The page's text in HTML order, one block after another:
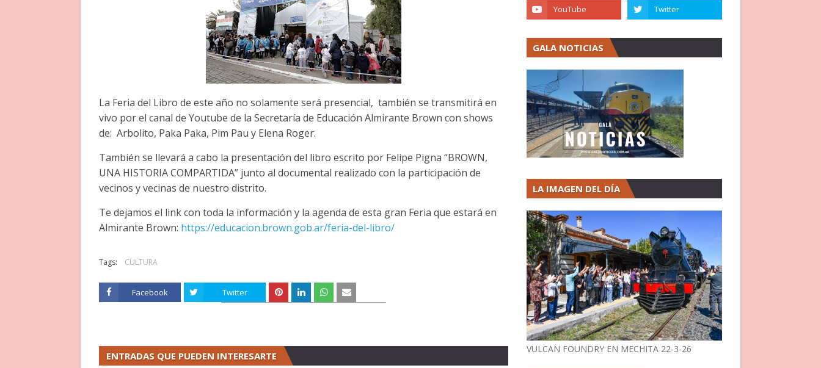
La Feria del Libro de este año no solamente será presencial, también se transmitirá en
vivo por el canal de Youtube de la Secretaría de Educación Almirante Brown con shows
de: Arbolito, Paka Paka, Pim Pau y Elena Roger.
También se llevará a cabo la presentación del libro escrito por Felipe Pigna “BROWN,
UNA HISTORIA COMPARTIDA” junto al documental realizado con la participación de
vecinos y vecinas de nuestro distrito.
Te dejamos el link con toda la información y la agenda de esta gran Feria que estará en
Almirante Brown: https://educacion.brown.gob.ar/feria-del-libro/
Tags: CULTURA
Facebook Twitter
ENTRADAS QUE PUEDEN INTERESARTE
GALA NOTICIAS
LA IMAGEN DEL DÍA
VULCAN FOUNDRY EN MECHITA 22-3-26